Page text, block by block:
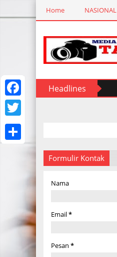
Home NASIONAL
Headlines
F
e
b
o
o
k
T
w
i
t
t
e
r
S
h
a
r
e
Formulir Kontak
Nama
Email*
Pesan *